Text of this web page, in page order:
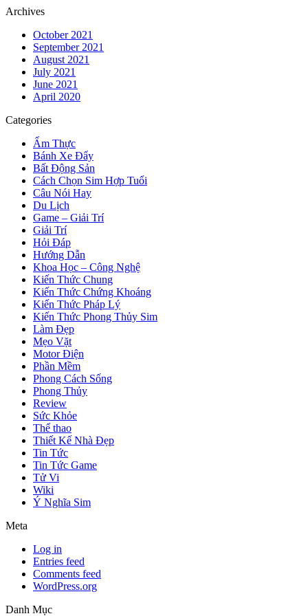
Archives
October 2021
September 2021
August 2021
July 2021
June 2021
April 2020
Categories
Ẩm Thực
Bánh Xe Đẩy
Bất Động Sản
Cách Chọn Sim Hợp Tuổi
Câu Nói Hay
Du Lịch
Game – Giải Trí
Giải Trí
Hỏi Đáp
Hướng Dẫn
Khoa Học – Công Nghệ
Kiến Thức Chung
Kiến Thức Chứng Khoáng
Kiến Thức Pháp Lý
Kiến Thức Phong Thủy Sim
Làm Đẹp
Mẹo Vặt
Motor Điện
Phần Mềm
Phong Cách Sống
Phong Thủy
Review
Sức Khỏe
Thể thao
Thiết Kế Nhà Đẹp
Tin Tức
Tin Tức Game
Tử Vi
Wiki
Ý Nghĩa Sim
Meta
Log in
Entries feed
Comments feed
WordPress.org
Danh Mục